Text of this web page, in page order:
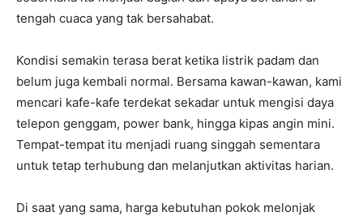
tengah cuaca yang tak bersahabat.
Kondisi semakin terasa berat ketika listrik padam dan
belum juga kembali normal. Bersama kawan-kawan, kami
mencari kafe-kafe terdekat sekadar untuk mengisi daya
telepon genggam, power bank, hingga kipas angin mini.
Tempat-tempat itu menjadi ruang singgah sementara
untuk tetap terhubung dan melanjutkan aktivitas harian.
Di saat yang sama, harga kebutuhan pokok melonjak